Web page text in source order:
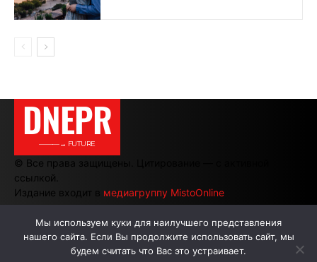
DNEPR
———→ FUTURE
© Все права защищены. Цитирование — с активной
ссылкой.
Издание входит в медиагруппу MistoOnline
АВТОРЫ РЕКЛАМА НА САЙТЕ
Мы используем куки для наилучшего представления
нашего сайта. Если Вы продолжите использовать сайт, мы
будем считать что Вас это устраивает.